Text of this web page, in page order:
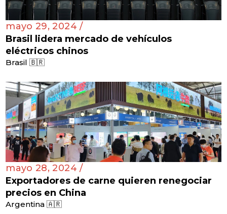
mayo 29, 2024 /
Brasil lidera mercado de vehículos
eléctricos chinos
Brasil 🇧🇷
mayo 28, 2024 /
Exportadores de carne quieren renegociar
precios en China
Argentina 🇦🇷